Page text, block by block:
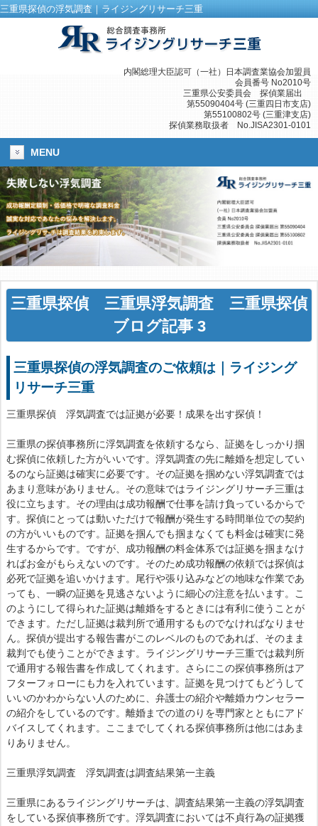
三重県探偵の浮気調査｜ライジングリサーチ三重
内閣総理大臣認可（一社）日本調査業協会加盟員
会員番号 No2010号
三重県公安委員会 探偵業届出
第55090404号 (三重四日市支店)
第55100802号 (三重津支店)
探偵業務取扱者 No.JISA2301-0101
MENU
三重県探偵 三重県浮気調査 三重県探偵
ブログ記事 3
三重県探偵の浮気調査のご依頼は｜ライジング
リサーチ三重
三重県探偵 浮気調査では証拠が必要！成果を出す探偵！
三重県の探偵事務所に浮気調査を依頼するなら、証拠をしっかり掴
む探偵に依頼した方がいいです。浮気調査の先に離婚を想定してい
るのなら証拠は確実に必要です。その証拠を掴めない浮気調査では
あまり意味がありません。その意味ではライジングリサーチ三重は
役に立ちます。その理由は成功報酬で仕事を請け負っているからで
す。探偵にとっては動いただけで報酬が発生する時間単位での契約
の方がいいものです。証拠を掴んでも掴まなくても料金は確実に発
生するからです。ですが、成功報酬の料金体系では証拠を掴まなけ
ればお金がもらえないのです。そのため成功報酬の依頼では探偵は
必死で証拠を追いかけます。尾行や張り込みなどの地味な作業であ
っても、一瞬の証拠を見逃さないように細心の注意を払います。こ
のようにして得られた証拠は離婚をするときには有利に使うことが
できます。ただし証拠は裁判所で通用するものでなければなりませ
ん。探偵が提出する報告書がこのレベルのものであれば、そのまま
裁判でも使うことができます。ライジングリサーチ三重では裁判所
で通用する報告書を作成してくれます。さらにこの探偵事務所はア
フターフォローにも力を入れています。証拠を見つけてもどうして
いいのかわからない人のために、弁護士の紹介や離婚カウンセラー
の紹介をしているのです。離婚までの道のりを専門家とともにアド
バイスしてくれます。ここまでしてくれる探偵事務所は他にはあま
りありません。
三重県浮気調査 浮気調査は調査結果第一主義
三重県にあるライジングリサーチは、調査結果第一主義の浮気調査
をしている探偵事務所です。浮気調査においては不貞行為の証拠獲